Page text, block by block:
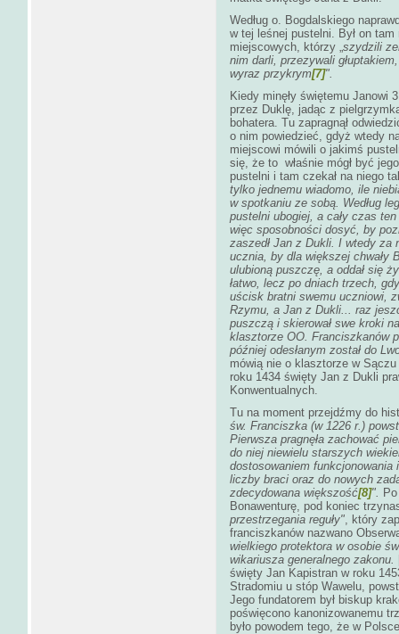
Według o. Bogdalskiego
w tej leśnej pustelni. Był on
miejscowych, którzy „szydzili
nim darli, przezywali
wyraz przykrym[7]".
Kiedy minęły świętemu Janowi
przez Duklę, jadąc z
bohatera. Tu zapragnął
o nim powiedzieć, gdyż wtedy
miejscowi mówili o jakimś
się, że to właśnie mógł być
pustelni i tam czekał na niego
tylko jednemu wiadomo, ile
w spotkaniu ze sobą. Według
pustelni ubogiej, a cały czas
więc sposobności dosyć, by
zaszedł Jan z Dukli. I wtedy za
ucznia, by dla większej chwały
ulubioną puszczę, a oddał się
łatwo, lecz po dniach trzech,
uścisk bratni swemu uczniowi,
Rzymu, a Jan z Dukli... raz
puszczą i skierował swe kroki
klasztorze OO. Franciszkanów
później odesłanym został do
mówią nie o klasztorze w
roku 1434 święty Jan z Dukli
Konwentualnych.
Tu na moment przejdźmy do
św. Franciszka (w 1226 r.)
Pierwsza pragnęła zachować
do niej niewielu starszych
dostosowaniem funkcjonowania
liczby braci oraz do nowych
zdecydowana większość[8]".
Bonawenturę, pod koniec
przestrzegania reguły", który
franciszkanów nazwano
wielkiego protektora w osobie
wikariusza generalnego zakonu.
święty Jan Kapistran w roku
Stradomiu u stóp Wawelu,
Jego fundatorem był biskup
poświęcono kanonizowanemu
było powodem tego, że w